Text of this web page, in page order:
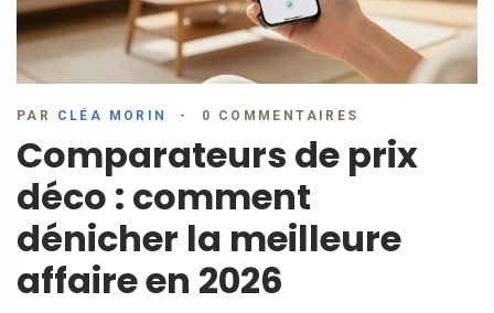
PAR CLÉA MORIN 0 COMMENTAIRES
Comparateurs de prix
déco : comment
dénicher la meilleure
affaire en 2026